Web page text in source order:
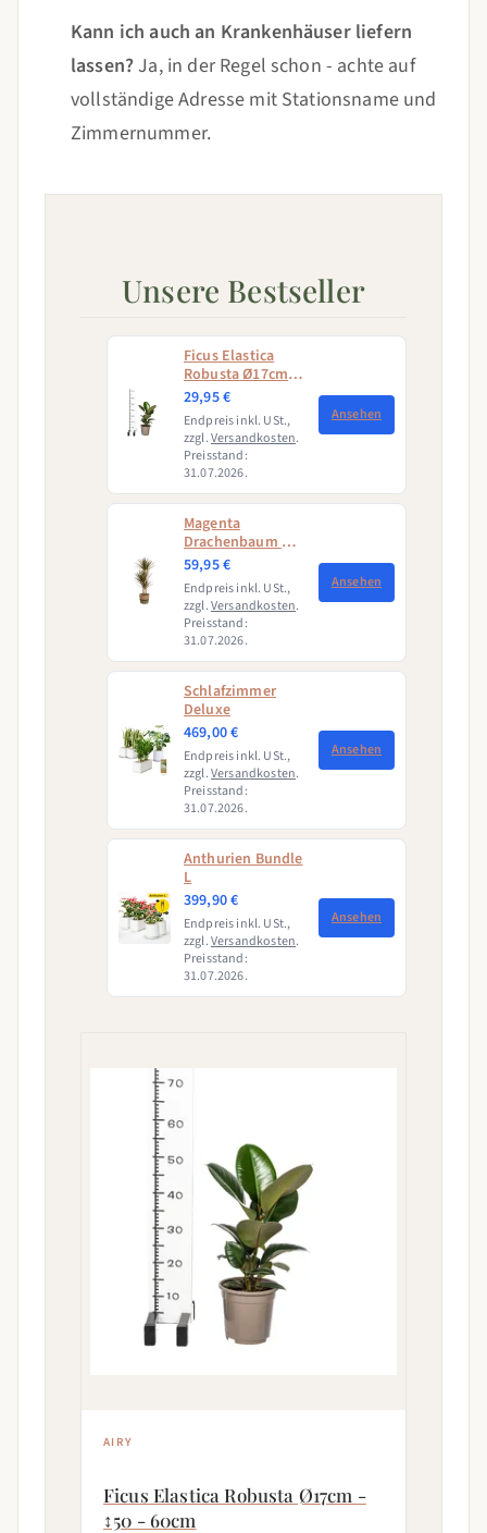
Kann ich auch an Krankenhäuser liefern
lassen?Ja, in der Regel schon - achte auf
vollständige Adresse mit Stationsname und
Zimmernummer.
Unsere Bestseller
Ficus Elastica
Robusta Ø17cm -
↕50 - 60cm
29,95 €
Endpreis inkl. USt.,
zzgl.Versandkosten.
Preisstand:
31.07.2026.
Ansehen
Magenta
Drachenbaum mit
Korb (Dracaena
Marginata
Magenta)
59,95 €
Endpreis inkl. USt.,
zzgl.Versandkosten.
Preisstand:
31.07.2026.
Ansehen
Schlafzimmer
Deluxe
469,00 €
Endpreis inkl. USt.,
zzgl.Versandkosten.
Preisstand:
31.07.2026.
Ansehen
Anthurien Bundle
L
399,90 €
Endpreis inkl. USt.,
zzgl.Versandkosten.
Preisstand:
31.07.2026.
Ansehen
AIRY
Ficus Elastica Robusta Ø17cm -
↕50 - 60cm